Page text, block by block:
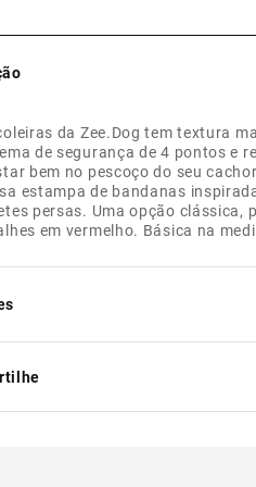
da Zee.Dog tem textura
de segurança de 4 pontos e
bem no pescoço do seu
estampa de bandanas
persas. Uma opção clássica,
em vermelho. Básica na
de caveira da Zee.Dog, feita
macia e sedosa pra dar mais
seguro com sistema de